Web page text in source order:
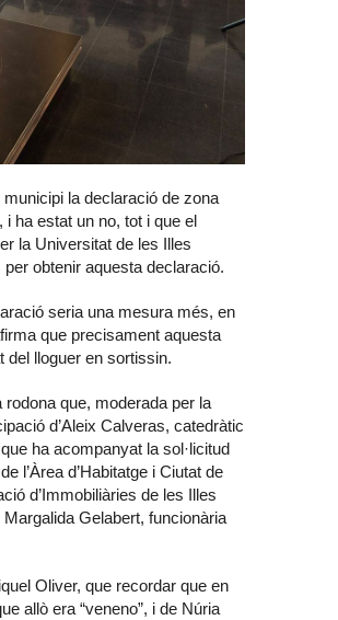
la declaració de zona
ha estat un no, tot i que el
la Universitat de les Illes
obtenir aquesta declaració.
seria una mesura més, en
que precisament aquesta
del lloguer en sortissin.
rodona que, moderada per la
d’Aleix Calveras, catedràtic
ha acompanyat la sol·licitud
l’Àrea d’Habitatge i Ciutat de
d’Immobiliàries de les Illes
Gelabert, funcionària
Oliver, que recordar que en
allò era “veneno”, i de Núria